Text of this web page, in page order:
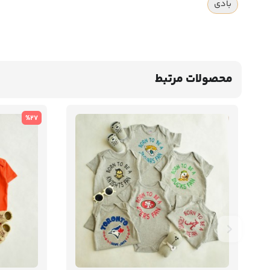
بادی
محصولات مرتبط
%27